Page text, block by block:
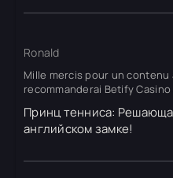
Ronald
Mille mercis pour un contenu
recommanderai Betify
Принц тенниса:
английском замке!